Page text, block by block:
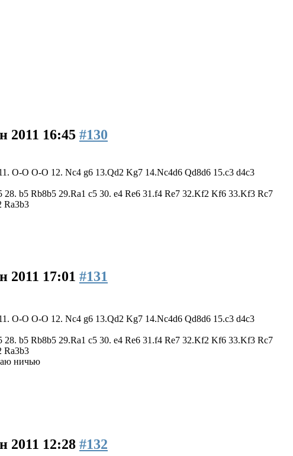
2011 16:45 #130
O-O O-O 12. Nc4 g6 13.Qd2 Kg7 14.Nc4d6 Qd8d6 15.c3 d4c3
b5 Rb8b5 29.Ra1 c5 30. e4 Re6 31.f4 Re7 32.Kf2 Kf6 33.Kf3 Rc7
Ra3b3
2011 17:01 #131
O-O O-O 12. Nc4 g6 13.Qd2 Kg7 14.Nc4d6 Qd8d6 15.c3 d4c3
b5 Rb8b5 29.Ra1 c5 30. e4 Re6 31.f4 Re7 32.Kf2 Kf6 33.Kf3 Rc7
Ra3b3
ничью
2011 12:28 #132